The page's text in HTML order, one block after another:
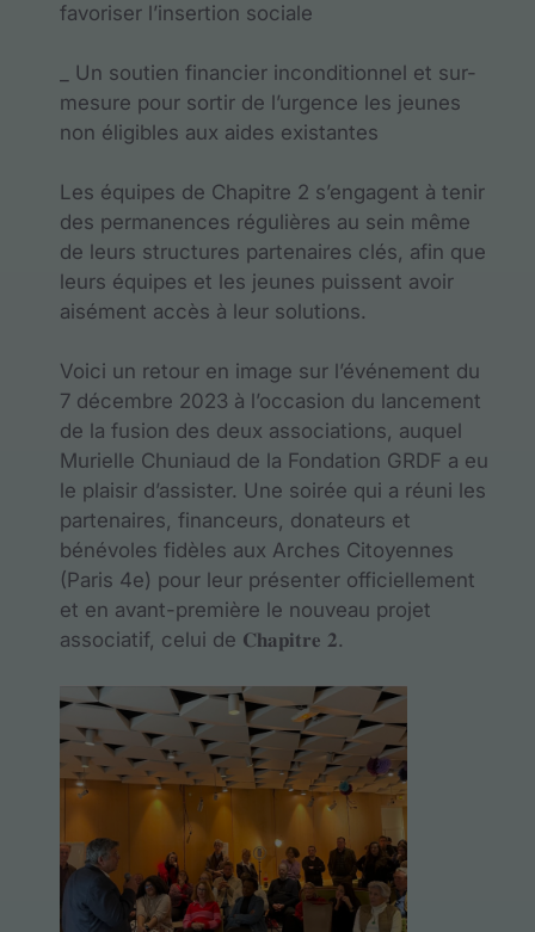
favoriser l’insertion sociale
_ Un soutien financier inconditionnel et sur-
mesure pour sortir de l’urgence les jeunes
non éligibles aux aides existantes
Les équipes de Chapitre 2 s’engagent à tenir
des permanences régulières au sein même
de leurs structures partenaires clés, afin que
leurs équipes et les jeunes puissent avoir
aisément accès à leur solutions.
Voici un retour en image sur l’événement du
7 décembre 2023 à l’occasion du lancement
de la fusion des deux associations, auquel
Murielle Chuniaud de la Fondation GRDF a eu
le plaisir d’assister. Une soirée qui a réuni les
partenaires, financeurs, donateurs et
bénévoles fidèles aux Arches Citoyennes
(Paris 4e) pour leur présenter officiellement
et en avant-première le nouveau projet
associatif, celui de 𝐂𝐡𝐚𝐩𝐢𝐭𝐫𝐞 𝟐.